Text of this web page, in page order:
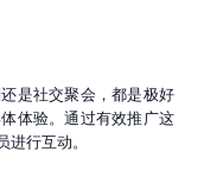
还是社交聚会，都是极好
体验。通过有效推广这
行互动。